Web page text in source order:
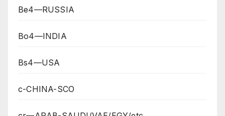
Be4—RUSSIA
Bo4—INDIA
Bs4—USA
c-CHINA-SCO